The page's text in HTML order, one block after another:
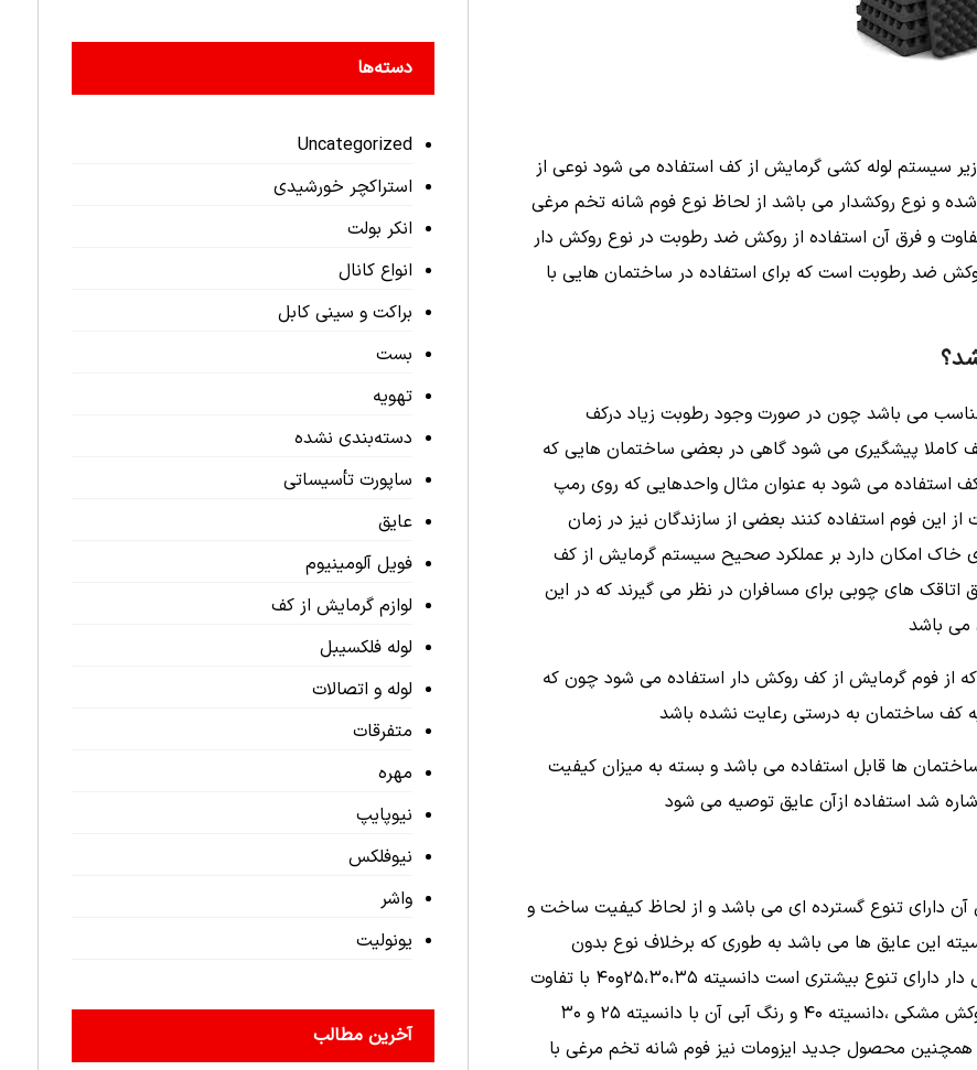
سیستم لوله کشی گرمایش از کف استفاده می شود نوعی از
و نوع روکشدار می باشد از لحاظ نوع فوم شانه تخم مرغی
و فرق آن استفاده از روکش ضد رطوبت در نوع روکش دار
ضد رطوبت است که برای استفاده در ساختمان هایی با
می باشد چون در صورت وجود رطوبت زیاد درکف
پیشگیری می شود گاهی در بعضی ساختمان هایی که
استفاده می شود به عنوان مثال واحدهایی که روی رمپ
این فوم استفاده کنند بعضی از سازندگان نیز در زمان
خاک امکان دارد بر عملکرد صحیح سیستم گرمایش از کف
اتاقک های چوبی برای مسافران در نظر می گیرند که در این
می باشد
از فوم گرمایش از کف روکش دار استفاده می شود چون که
کف ساختمان به درستی رعایت نشده باشد
ها قابل استفاده می باشد و بسته به میزان کیفیت
شد استفاده ازآن عایق توصیه می شود
دارای تنوع گسترده ای می باشد و از لحاظ کیفیت ساخت و
این عایق ها می باشد به طوری که برخلاف نوع بدون
روکش که در دو نوع دانسیته ثابت ۲۵و۳۰ تولید می شودنوع روکش دار دارای تنوع بیشتری است دانسیته ۲۵،۳۰،۳۵و۴۰ با تفاوت
های رنگی از انواع این فوم ها می باشند .فوم شانه تخم مرغی با روکش مشکی ،دانسیته ۴۰ و رنگ آبی آن با دانسیته ۲۵ و ۳۰
تولید می شود همچنین محصول جدید ایزومات نیز فوم شانه تخم مرغی با
دسته‌ها
Uncategorized
استراکچر خورشیدی
انکر بولت
انواع کانال
براکت و سینی کابل
بست
تهویه
دسته‌بندی نشده
ساپورت تأسیساتی
عایق
فویل آلومینیوم
لوازم گرمایش از کف
لوله فلکسیبل
لوله و اتصالات
متفرقات
مهره
نیوپایپ
نیوفلکس
واشر
یونولیت
آخرین مطالب